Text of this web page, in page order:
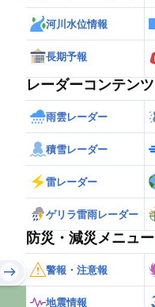
河川水位情報
長期予報
レーダーコンテンツ
雨雲レーダー
積雪レーダー
雷レーダー
ゲリラ雷雨レーダー
防災・減災メニュー
警報・注意報
地震情報